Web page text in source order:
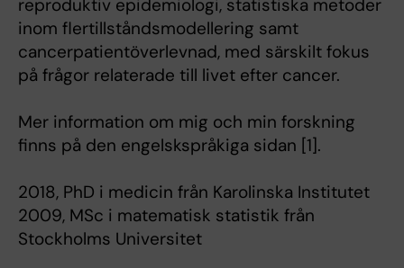
reproduktiv epidemiologi, statistiska metoder
inom flertillståndsmodellering samt
cancerpatientöverlevnad, med särskilt fokus
på frågor relaterade till livet efter cancer.
Mer information om mig och min forskning
finns på den engelskspråkiga sidan [1].
2018, PhD i medicin från Karolinska Institutet
2009, MSc i matematisk statistik från
Stockholms Universitet